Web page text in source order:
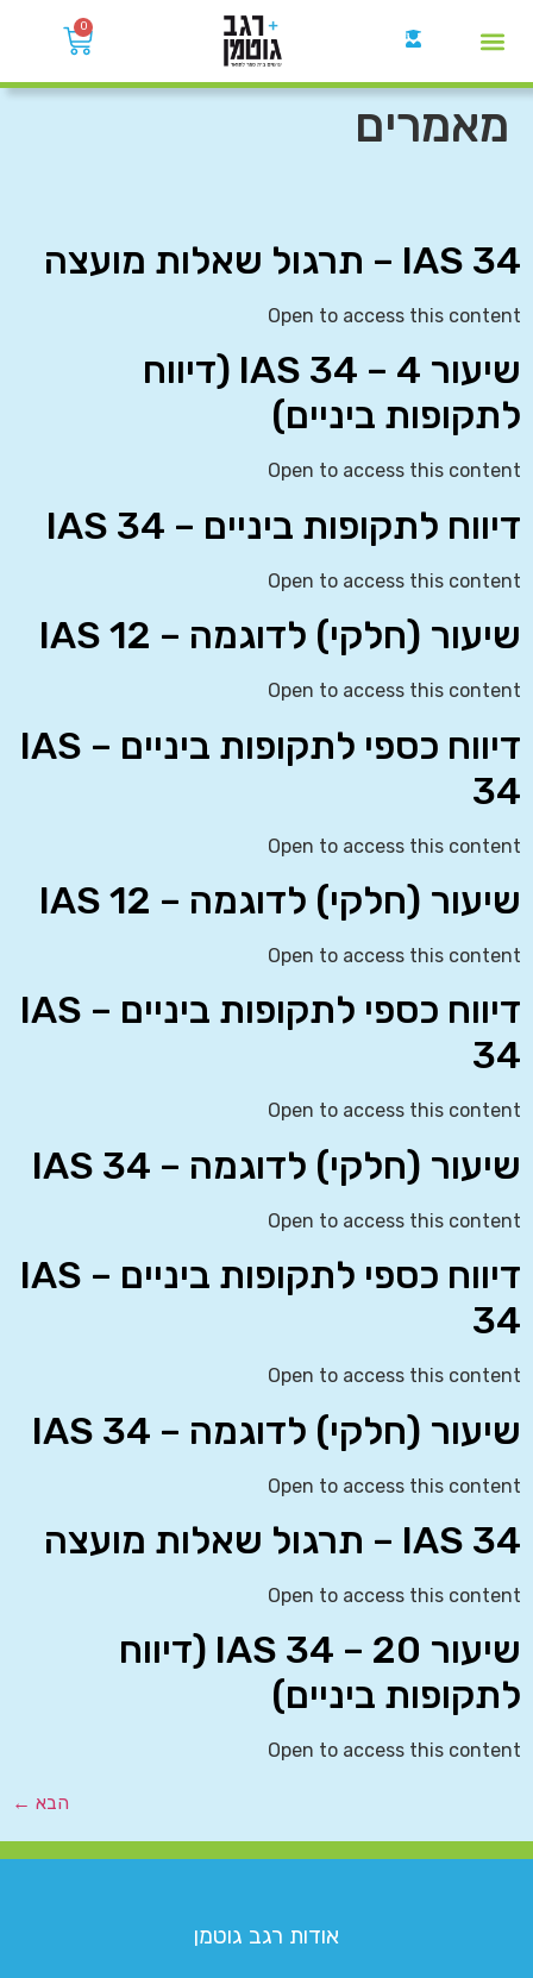
0
מאמרים
IAS 34 – תרגול שאלות מועצה
Open to access this content
שיעור 4 – IAS 34 (דיווח
לתקופות ביניים)
Open to access this content
דיווח לתקופות ביניים – IAS 34
Open to access this content
שיעור (חלקי) לדוגמה – IAS 12
Open to access this content
דיווח כספי לתקופות ביניים – IAS
34
Open to access this content
שיעור (חלקי) לדוגמה – IAS 12
Open to access this content
דיווח כספי לתקופות ביניים – IAS
34
Open to access this content
שיעור (חלקי) לדוגמה – IAS 34
Open to access this content
דיווח כספי לתקופות ביניים – IAS
34
Open to access this content
שיעור (חלקי) לדוגמה – IAS 34
Open to access this content
IAS 34 – תרגול שאלות מועצה
Open to access this content
שיעור 20 – IAS 34 (דיווח
לתקופות ביניים)
Open to access this content
הבא ←
אודות רגב גוטמן